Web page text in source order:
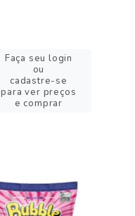
Faça seu login
ou
cadastre-se
para ver preços
e comprar